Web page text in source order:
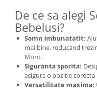
De ce sa alegi
Bebelusi?
Somn imbunatatit:
mai bine, reducand
Moro.
Siguranta sporita:
asigura o pozitie
Versatilitate maxima: